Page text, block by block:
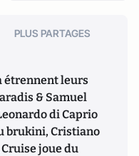
PLUS PARTAGES
étrennent leurs
& Samuel
di Caprio
brukini, Cristiano
joue du